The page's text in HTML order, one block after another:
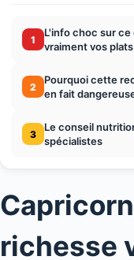
1
L'info choc sur
vraiment vos plats
2
Pourquoi cette
en fait
3
Le conseil
spécialistes
richesse